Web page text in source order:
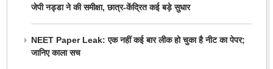
जेपी नड्डा ने की समीक्षा, छात्र-केंद्रित कई बड़े सुधार
NEET Paper Leak: एक नहीं कई बार लीक हो चुका है नीट का पेपर;
जानिए काला सच